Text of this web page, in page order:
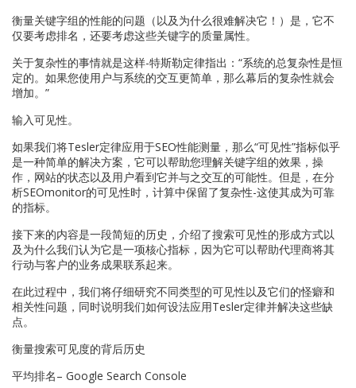
衡量关键字组的性能的问题（以及为什么很难解决它！）是，它不
仅要考虑排名，还要考虑这些关键字的质量属性。
关于复杂性的事情就是这样-特斯勒定律指出：“系统的总复杂性是恒
定的。如果您使用户与系统的交互更简单，那么幕后的复杂性就会
增加。”
输入可见性。
如果我们将Tesler定律应用于SEO性能测量，那么“可见性”指标似乎
是一种简单的解决方案，它可以帮助您理解关键字组的效果，操
作，网站的状态以及用户看到它并与之交互的可能性。但是，在分
析SEOmonitor的可见性时，计算中保留了复杂性-这使其成为可靠
的指标。
接下来的内容是一段简短的历史，介绍了搜索可见性的形成方式以
及为什么我们认为它是一项核心指标，因为它可以帮助代理商将其
行动与客户的业务成果联系起来。
在此过程中，我们将仔细研究不同类型的可见性以及它们的怪癖和
相关性问题，同时说明我们如何设法应用Tesler定律并解决这些缺
点。
衡量搜索可见度的背后历史
平均排名– Google Search Console